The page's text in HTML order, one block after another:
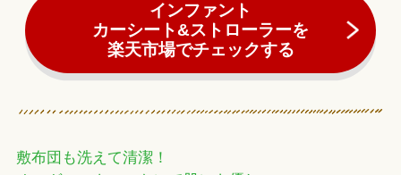
インファント
カーシート&ストローラーを
楽天市場でチェックする
敷布団も洗えて清潔！